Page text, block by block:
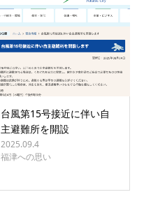
台風第15号接近に伴い自
主避難所を開設
2025.09.4
福津への思い